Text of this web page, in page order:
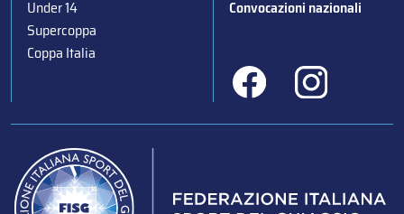
Under 14
Supercoppa
Coppa Italia
Convocazioni nazionali